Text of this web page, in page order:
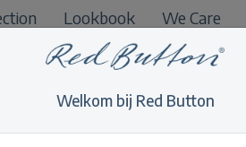
Lookbook We Care
B2B
Welkom bij Red Button